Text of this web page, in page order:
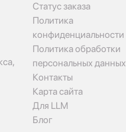
Статус заказа
Политика
конфиденциальности
Политика обработки
персональных данных
Контакты
Карта сайта
Для LLM
Блог